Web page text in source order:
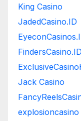
King Casino
JadedCasino.ID
FindersCasino.ID
Jack Casino
explosioncasino